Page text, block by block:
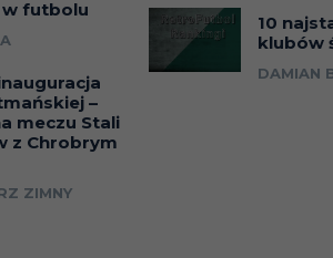
futbolu
–
meczu Stali
z Chrobrym
ZIMNY
10
klubów
DAMIAN